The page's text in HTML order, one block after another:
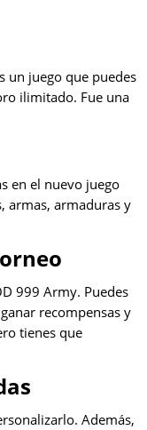
un juego que puedes
ilimitado. Fue una
en el nuevo juego
armas, armaduras y
999 Army. Puedes
recompensas y
tienes que
Además,